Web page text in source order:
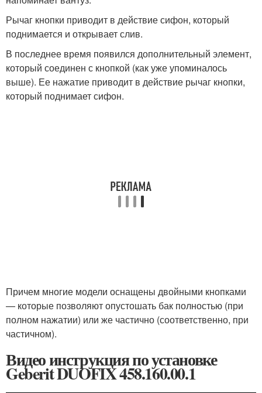
Рычаг кнопки приводит в действие сифон, который
поднимается и открывает слив.
В последнее время появился дополнительный элемент,
который соединен с кнопкой (как уже упоминалось
выше). Ее нажатие приводит в действие рычаг кнопки,
который поднимает сифон.
Причем многие модели оснащены двойными кнопками
— которые позволяют опустошать бак полностью (при
полном нажатии) или же частично (соответственно, при
частичном).
Видео инструкция по установке
Geberit DUOFIX 458.160.00.1